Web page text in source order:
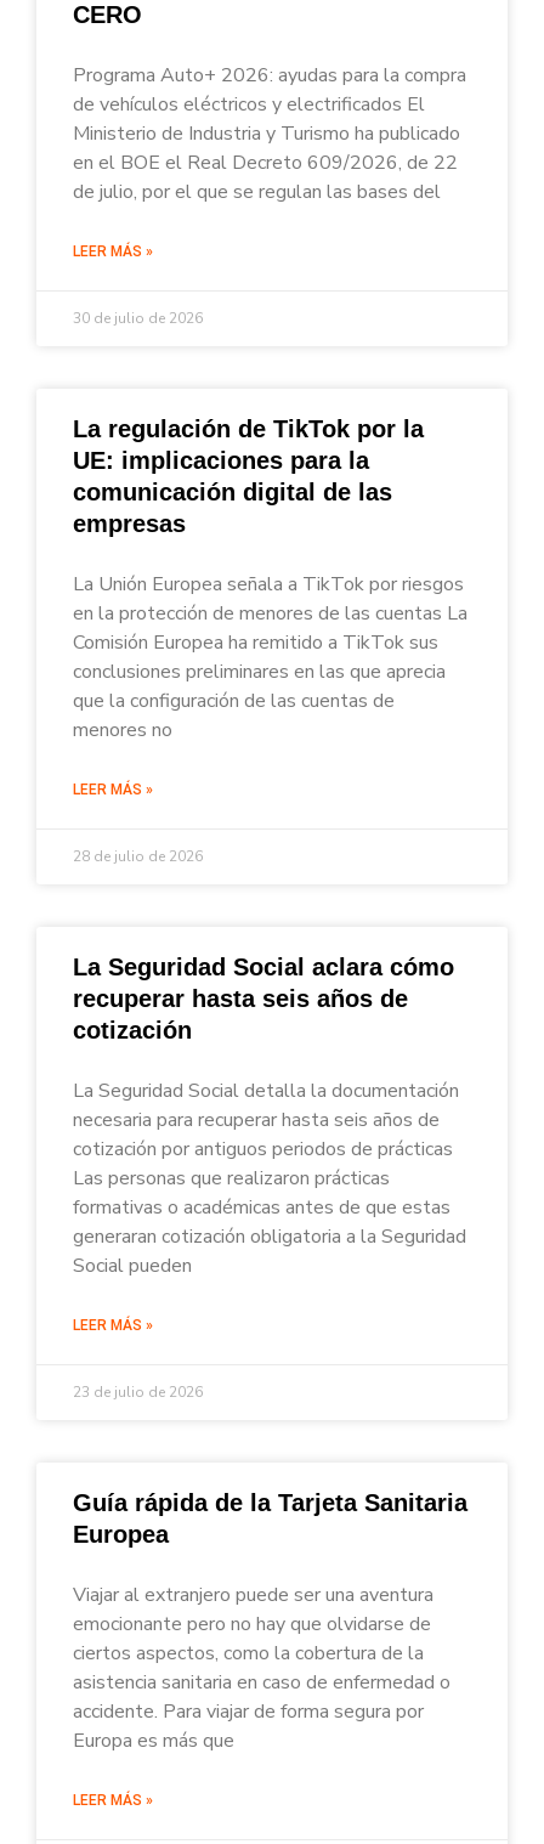
CERO
Programa Auto+ 2026: ayudas para la compra
de vehículos eléctricos y electrificados El
Ministerio de Industria y Turismo ha publicado
en el BOE el Real Decreto 609/2026, de 22
de julio, por el que se regulan las bases del
LEER MÁS »
30 de julio de 2026
La regulación de TikTok por la
UE: implicaciones para la
comunicación digital de las
empresas
La Unión Europea señala a TikTok por riesgos
en la protección de menores de las cuentas La
Comisión Europea ha remitido a TikTok sus
conclusiones preliminares en las que aprecia
que la configuración de las cuentas de
menores no
LEER MÁS »
28 de julio de 2026
La Seguridad Social aclara cómo
recuperar hasta seis años de
cotización
La Seguridad Social detalla la documentación
necesaria para recuperar hasta seis años de
cotización por antiguos periodos de prácticas
Las personas que realizaron prácticas
formativas o académicas antes de que estas
generaran cotización obligatoria a la Seguridad
Social pueden
LEER MÁS »
23 de julio de 2026
Guía rápida de la Tarjeta Sanitaria
Europea
Viajar al extranjero puede ser una aventura
emocionante pero no hay que olvidarse de
ciertos aspectos, como la cobertura de la
asistencia sanitaria en caso de enfermedad o
accidente. Para viajar de forma segura por
Europa es más que
LEER MÁS »